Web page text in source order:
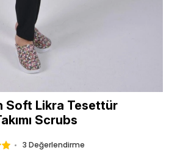
Soft Likra Tesettür
Scrubs
3 Değerlendirme